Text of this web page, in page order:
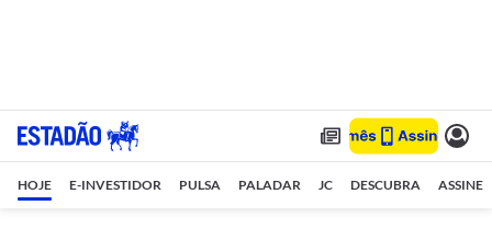
HOJE E-INVESTIDOR PULSA PALADAR JC DESCUBRA ASSINE